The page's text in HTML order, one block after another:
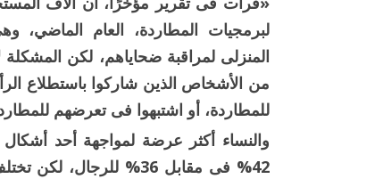
لبرمجيات المطاردة، العام الماضي،
من الأشخاص الذين شاركوا باستطلاع
للمطاردة، أو اشتبهوا فى تعرضهم
والنساء أكثر عرضة لمواجهة أحد